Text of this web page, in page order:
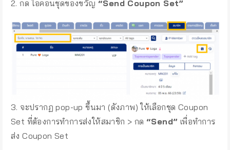
2. กด ไอคอนชุดของขวัญ “Send Coupon Set”
3. จะปรากฏ pop-up ขึ้นมา (ดังภาพ) ให้เลือกชุด Coupon
Set ที่ต้องการทำการส่งให้สมาชิก > กด “Send” เพื่อทำการ
ส่ง Coupon Set